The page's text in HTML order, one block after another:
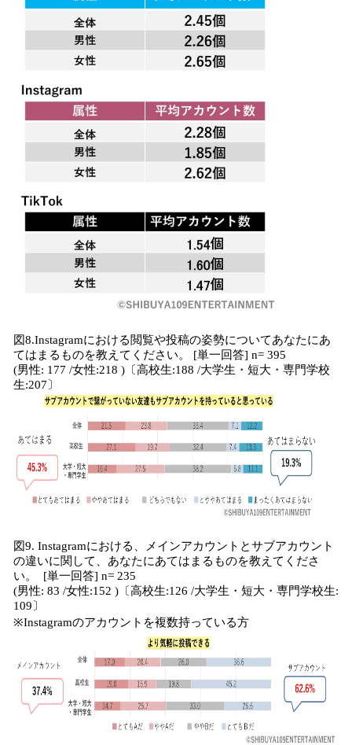
図8.Instagramにおける閲覧や投稿の姿勢についてあなたにあ
てはまるものを教えてください。 [単一回答] n= 395
(男性: 177 /女性:218 )〔高校生:188 /大学生・短大・専門学校
生:207〕
図9. Instagramにおける、メインアカウントとサブアカウント
の違いに関して、あなたにあてはまるものを教えてくださ
い。 [単一回答] n= 235
(男性: 83 /女性:152 )〔高校生:126 /大学生・短大・専門学校生:
109〕
※Instagramのアカウントを複数持っている方